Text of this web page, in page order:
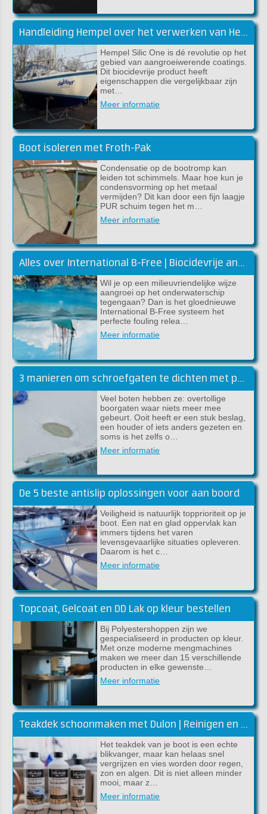
Handleiding Hempel over het verwerken van Hempel Silic One
Hempel Silic One is dé revolutie op het
gebied van aangroeiwerende coatings.
Dit biocidevrije product heeft
eigenschappen die vergelijkbaar zijn
met…
Meer informatie
Boot isoleren met Froth-Pak
Condensatie op de bootromp kan
leiden tot schimmels. Maar hoe kun je
condensvorming op het metaal
vermijden? Dit kan door een fijn laagje
PUR schuim tegen het m…
Meer informatie
Alles over International B-Free | Biocidevrije antifouling
Wil je op een milieuvriendelijke wijze
aangroei op het onderwaterschip
tegengaan? Dan is het gloednieuwe
International B-Free systeem het
perfecte fouling relea…
Meer informatie
3 manieren om schroefgaten te dichten met polyester
Veel boten hebben ze: overtollige
boorgaten waar niets meer mee
gebeurt. Ooit heeft er een stuk beslag,
een houder of iets anders gezeten en
soms is het zelfs o…
Meer informatie
De 5 beste antislip oplossingen voor aan boord
Veiligheid is natuurlijk topprioriteit op je
boot. Een nat en glad oppervlak kan
immers tijdens het varen
levensgevaarlijke situaties opleveren.
Daarom is het c…
Meer informatie
Topcoat, Gelcoat en DD Lak op kleur bestellen
Bij Polyestershoppen zijn we
gespecialiseerd in producten op kleur.
Met onze moderne mengmachines
maken we meer dan 15 verschillende
producten in elke gewenste…
Meer informatie
Teakdek schoonmaken met Dulon | Reinigen en kleur herstellen
Het teakdek van je boot is een echte
blikvanger, maar kan helaas snel
vergrijzen en vies worden door regen,
zon en algen. Dit is niet alleen minder
mooi, maar z…
Meer informatie